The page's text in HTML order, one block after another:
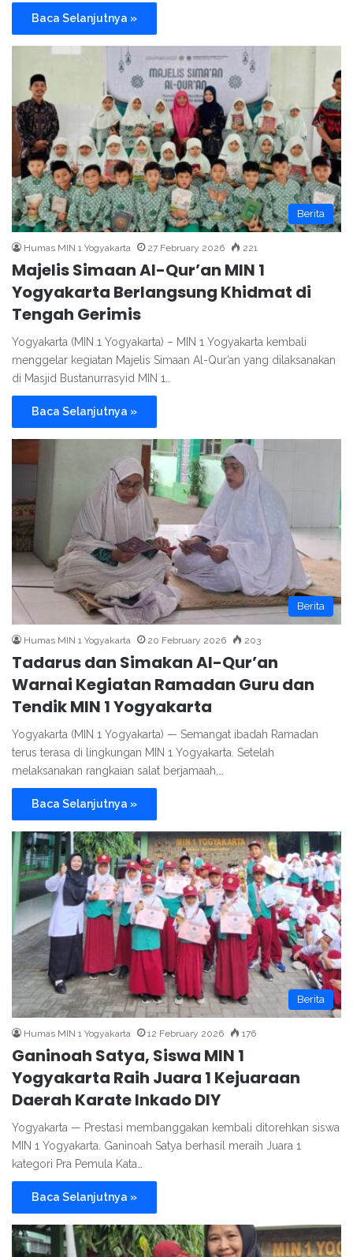
Baca Selanjutnya »
Berita
Humas MIN 1 Yogyakarta 27 February 2026 221
Majelis Simaan Al-Qur’an MIN 1
Yogyakarta Berlangsung Khidmat di
Tengah Gerimis
Yogyakarta (MIN 1 Yogyakarta) – MIN 1 Yogyakarta kembali
menggelar kegiatan Majelis Simaan Al-Qur’an yang dilaksanakan
di Masjid Bustanurrasyid MIN 1…
Baca Selanjutnya »
Berita
Humas MIN 1 Yogyakarta 20 February 2026 203
Tadarus dan Simakan Al-Qur’an
Warnai Kegiatan Ramadan Guru dan
Tendik MIN 1 Yogyakarta
Yogyakarta (MIN 1 Yogyakarta) — Semangat ibadah Ramadan
terus terasa di lingkungan MIN 1 Yogyakarta. Setelah
melaksanakan rangkaian salat berjamaah,…
Baca Selanjutnya »
Berita
Humas MIN 1 Yogyakarta 12 February 2026 176
Ganinoah Satya, Siswa MIN 1
Yogyakarta Raih Juara 1 Kejuaraan
Daerah Karate Inkado DIY
Yogyakarta — Prestasi membanggakan kembali ditorehkan siswa
MIN 1 Yogyakarta. Ganinoah Satya berhasil meraih Juara 1
kategori Pra Pemula Kata…
Baca Selanjutnya »